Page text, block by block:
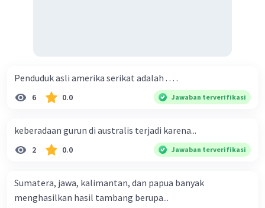
Penduduk asli amerika serikat adalah . . . .
6 0.0 Jawaban terverifikasi
keberadaan gurun di australis terjadi karena...
2 0.0 Jawaban terverifikasi
Sumatera, jawa, kalimantan, dan papua banyak
menghasilkan hasil tambang berupa...